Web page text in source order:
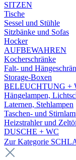
SITZEN
Tische
Sessel und Stühle
Sitzbänke und Sofas
Hocker
AUFBEWAHREN
Kocherschränke
Falt- und
Storage-Boxen
BELEUCHTUNG +
Hängelampen,
Laternen, Stehlampen
Taschen- und
Heizstrahler und
DUSCHE + WC
Zur Kategorie